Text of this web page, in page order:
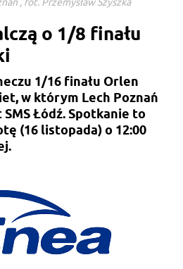
o 1/8 finału
1/16 finału Orlen
w którym Lech Poznań
Łódź. Spotkanie to
(16 listopada) o 12:00